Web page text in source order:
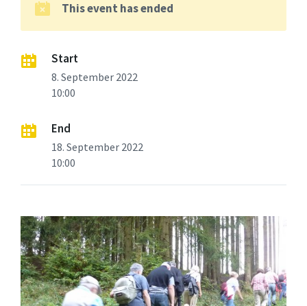
This event has ended
Start
8. September 2022
10:00
End
18. September 2022
10:00